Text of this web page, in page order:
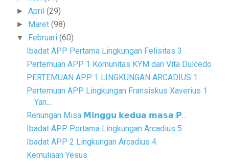
►April(29)
► Maret(98)
▼ Februari(60)
Ibadat APP Pertama Lingkungan Felisitas 3
Pertemuan APP 1 Komunitas KYM dan Vita Dulcedo
PERTEMUAN APP 1 LINGKUNGAN ARCADIUS 1
Pertemuan APP Lingkungan Fransiskus Xaverius 1
Yan...
Renungan Misa 𝗠𝗶𝗻𝗴𝗴𝘂 𝗸𝗲𝗱𝘂𝗮 𝗺𝗮𝘀𝗮 𝗣...
Ibadat APP Pertama Lingkungan Arcadius 5
Ibadat APP 2 Lingkungan Arcadius 4
Kemuliaan Yesus